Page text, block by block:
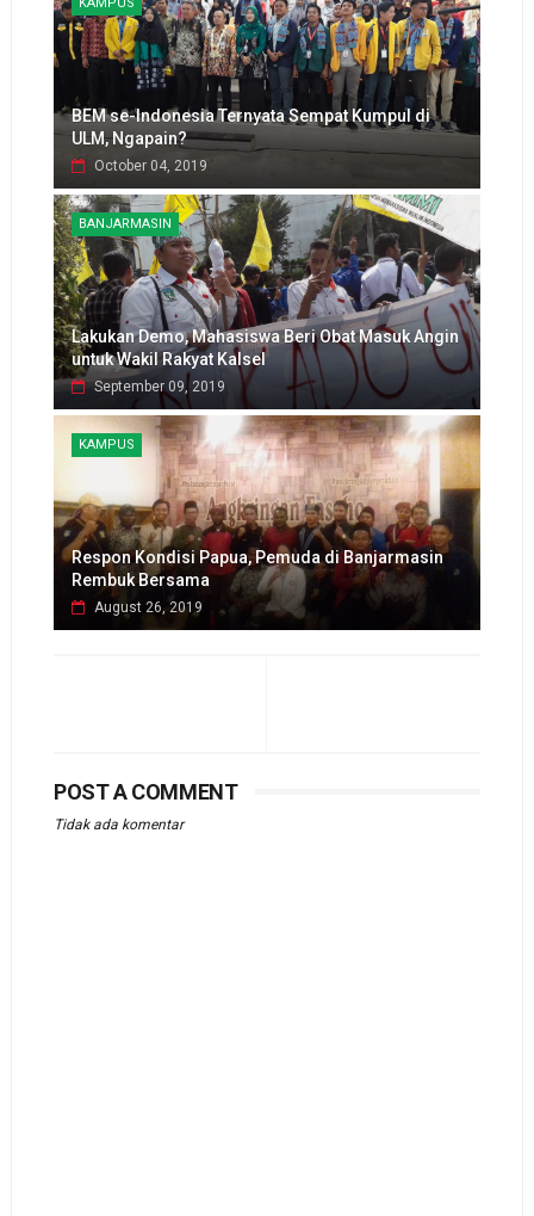
KAMPUS
BEM se-Indonesia Ternyata Sempat Kumpul di
ULM, Ngapain?
October 04, 2019
BANJARMASIN
Lakukan Demo, Mahasiswa Beri Obat Masuk Angin
untuk Wakil Rakyat Kalsel
September 09, 2019
KAMPUS
Respon Kondisi Papua, Pemuda di Banjarmasin
Rembuk Bersama
August 26, 2019
POST A COMMENT
Tidak ada komentar